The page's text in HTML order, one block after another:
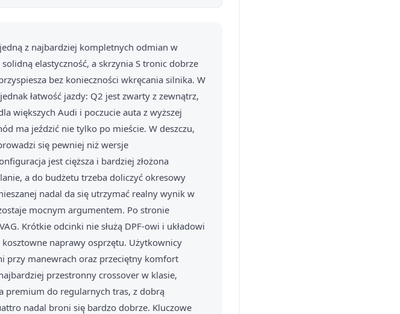
z najbardziej kompletnych odmian w
elastyczność, a skrzynia S tronic dobrze
bez konieczności wkręcania silnika. W
łatwość jazdy: Q2 jest zwarty z zewnątrz,
większych Audi i poczucie auta z wyższej
ma jeździć nie tylko po mieście. W deszczu,
się pewniej niż wersje
jest cięższa i bardziej złożona
a do budżetu trzeba doliczyć okresowy
nadal da się utrzymać realny wynik w
mocnym argumentem. Po stronie
Krótkie odcinki nie służą DPF-owi i układowi
naprawy osprzętu. Użytkownicy
przy manewrach oraz przeciętny komfort
przestronny crossover w klasie,
a premium do regularnych tras, z dobrą
nadal broni się bardzo dobrze. Kluczowe